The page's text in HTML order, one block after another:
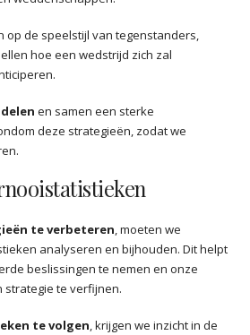
op de speelstijl van tegenstanders,
hoe een wedstrijd zich zal
en samen een sterke
deze strategieën, zodat we
te verbeteren, moeten we
analyseren en bijhouden. Dit helpt
beslissingen te nemen en onze
te verfijnen.
te volgen, krijgen we inzicht in de